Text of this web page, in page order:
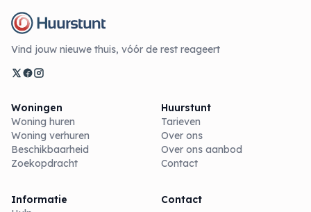
Vind jouw nieuwe thuis, vóór de rest reageert
Woningen
Woning huren
Woning verhuren
Beschikbaarheid
Zoekopdracht
Huurstunt
Tarieven
Over ons
Over ons aanbod
Contact
Informatie
Contact